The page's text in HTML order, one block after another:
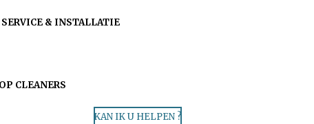
SERVICE & INSTALLATIE
CLEANERS
KAN IK U HELPEN ?